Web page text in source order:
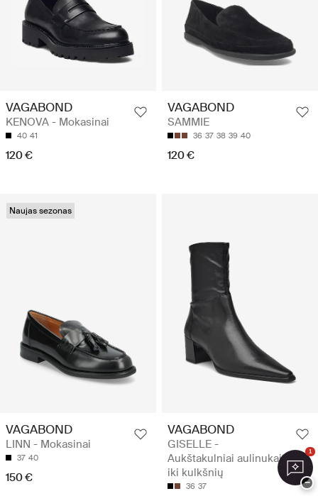
VAGABOND
KENOVA - Mokasinai
40 41
120 €
VAGABOND
SAMMIE
36 37 38 39 40
120 €
Naujas sezonas
VAGABOND
LINN - Mokasinai
37 40
150 €
VAGABOND
GISELLE -
Aukštakulniai aulinukai
iki kulkšnių
36 37
1
−